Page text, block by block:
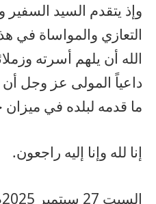
وإذ يتقدم السيد
التعازي والمواساة في
الله أن يلهم أسرته
داعياً المولى عز وجل
ما قدمه لبلده في ميزان
إنا لله وإنا إليه راجعون.
السبت 27 سبتمبر 2025م